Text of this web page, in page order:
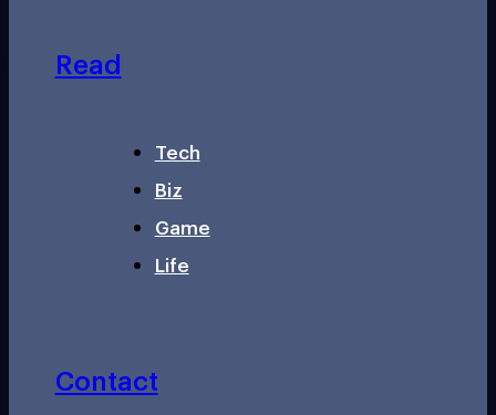
Read
Tech
Biz
Game
Life
Contact